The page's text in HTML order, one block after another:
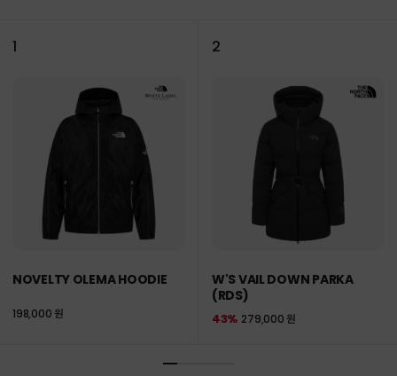
1
NOVELTY OLEMA HOODIE
198,000 원
2
W'S VAIL DOWN PARKA
(RDS)
279,000 원
43%